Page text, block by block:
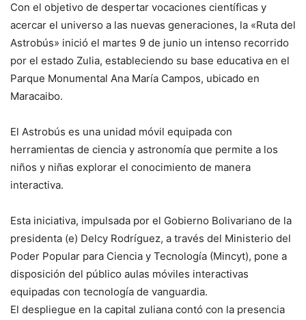
Con el objetivo de despertar vocaciones científicas y
acercar el universo a las nuevas generaciones, la «Ruta del
Astrobús» inició el martes 9 de junio un intenso recorrido
por el estado Zulia, estableciendo su base educativa en el
Parque Monumental Ana María Campos, ubicado en
Maracaibo.
El Astrobús es una unidad móvil equipada con
herramientas de ciencia y astronomía que permite a los
niños y niñas explorar el conocimiento de manera
interactiva.
Esta iniciativa, impulsada por el Gobierno Bolivariano de la
presidenta (e) Delcy Rodríguez, a través del Ministerio del
Poder Popular para Ciencia y Tecnología (Mincyt), pone a
disposición del público aulas móviles interactivas
equipadas con tecnología de vanguardia.
El despliegue en la capital zuliana contó con la presencia